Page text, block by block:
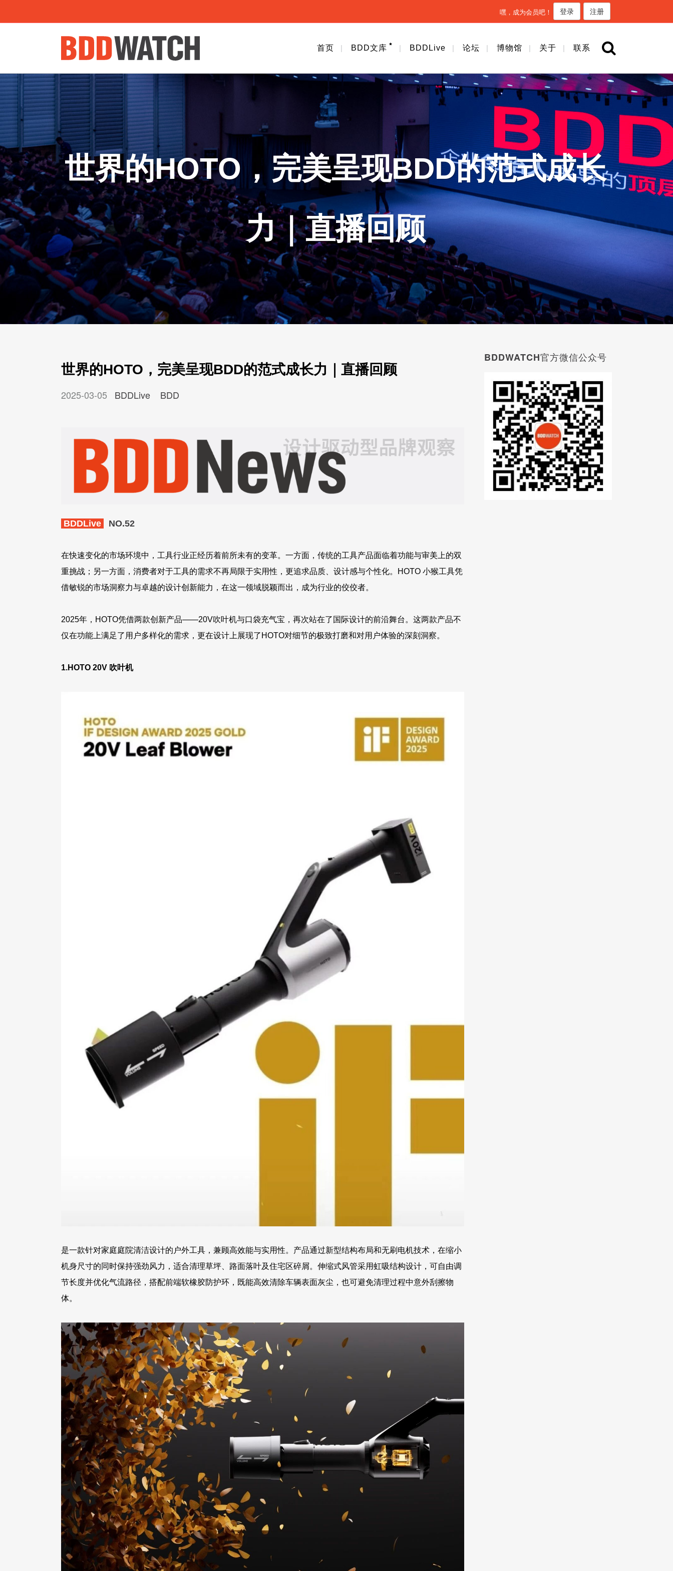
嘿，成为会员吧！ 登录 注册
首页 BDD文库 BDDLive 论坛 博物馆 关于 联系
世界的HOTO，完美呈现BDD的范式成长
力｜直播回顾
世界的HOTO，完美呈现BDD的范式成长力｜直播回顾
2025-03-05 BDDLive BDD
BDDLive NO.52
在快速变化的市场环境中，工具行业正经历着前所未有的变革。一方面，传统的工具产品面临着功能与审美上的双
重挑战；另一方面，消费者对于工具的需求不再局限于实用性，更追求品质、设计感与个性化。HOTO 小猴工具凭
借敏锐的市场洞察力与卓越的设计创新能力，在这一领域脱颖而出，成为行业的佼佼者。
2025年，HOTO凭借两款创新产品——20V吹叶机与口袋充气宝，再次站在了国际设计的前沿舞台。这两款产品不
仅在功能上满足了用户多样化的需求，更在设计上展现了HOTO对细节的极致打磨和对用户体验的深刻洞察。
1.HOTO 20V 吹叶机
是一款针对家庭庭院清洁设计的户外工具，兼顾高效能与实用性。产品通过新型结构布局和无刷电机技术，在缩小
机身尺寸的同时保持强劲风力，适合清理草坪、路面落叶及住宅区碎屑。伸缩式风管采用虹吸结构设计，可自由调
节长度并优化气流路径，搭配前端软橡胶防护环，既能高效清除车辆表面灰尘，也可避免清理过程中意外刮擦物
体。
BDDWATCH官方微信公众号